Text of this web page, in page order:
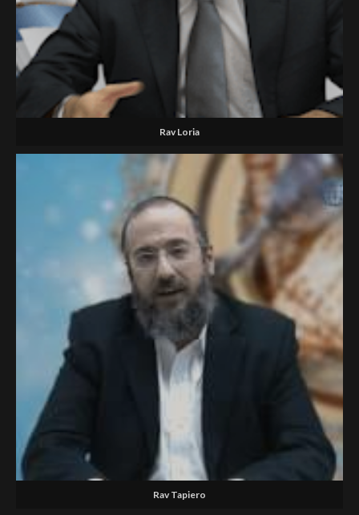
Rav Loria
Rav Tapiero